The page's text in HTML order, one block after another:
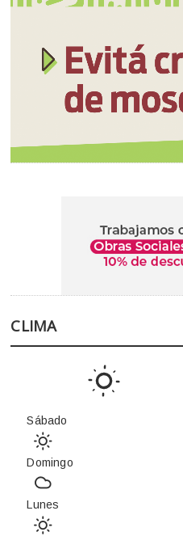
CLIMA
Sábado
Domingo
Lunes